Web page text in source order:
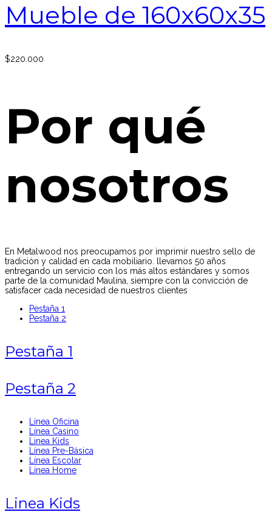
Mueble de 160x60x35
$220.000
Por qué
nosotros
En Metalwood nos preocupamos por imprimir nuestro sello de
tradición y calidad en cada mobiliario. llevamos 50 años
entregando un servicio con los más altos estándares y somos
parte de la comunidad Maulina, siempre con la convicción de
satisfacer cada necesidad de nuestros clientes
Pestaña 1
Pestaña 2
Pestaña 1
Pestaña 2
Línea Oficina
Línea Casino
Linea Kids
Línea Pre-Básica
Línea Escolar
Línea Home
Linea Kids